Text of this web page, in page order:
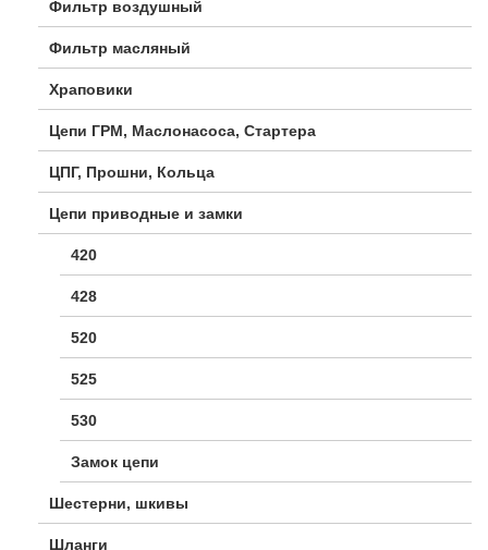
Фильтр воздушный
Фильтр масляный
Храповики
Цепи ГРМ, Маслонасоса, Стартера
ЦПГ, Прошни, Кольца
Цепи приводные и замки
420
428
520
525
530
Замок цепи
Шестерни, шкивы
Шланги